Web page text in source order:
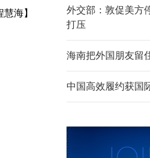
慧海】
外交部：敦促美方
打压
海南把外国朋友留
中国高效履约获国